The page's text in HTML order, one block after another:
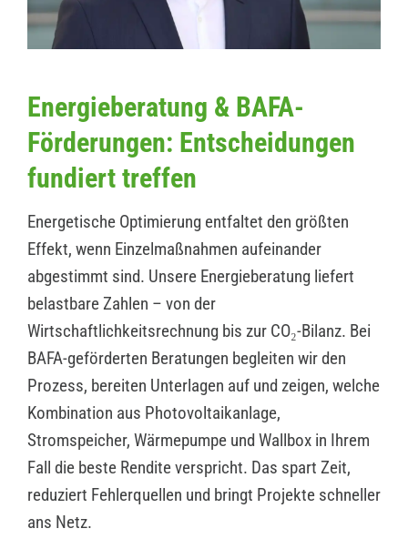
Energieberatung & BAFA-
Förderungen: Entscheidungen
fundiert treffen
Energetische Optimierung entfaltet den größten
Effekt, wenn Einzelmaßnahmen aufeinander
abgestimmt sind. Unsere Energieberatung liefert
belastbare Zahlen – von der
Wirtschaftlichkeitsrechnung bis zur CO₂-Bilanz. Bei
BAFA-geförderten Beratungen begleiten wir den
Prozess, bereiten Unterlagen auf und zeigen, welche
Kombination aus Photovoltaikanlage,
Stromspeicher, Wärmepumpe und Wallbox in Ihrem
Fall die beste Rendite verspricht. Das spart Zeit,
reduziert Fehlerquellen und bringt Projekte schneller
ans Netz.